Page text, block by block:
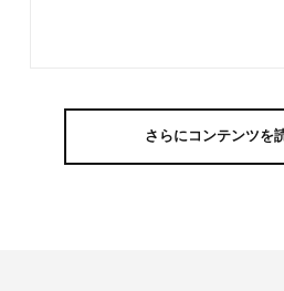
さらにコンテンツを